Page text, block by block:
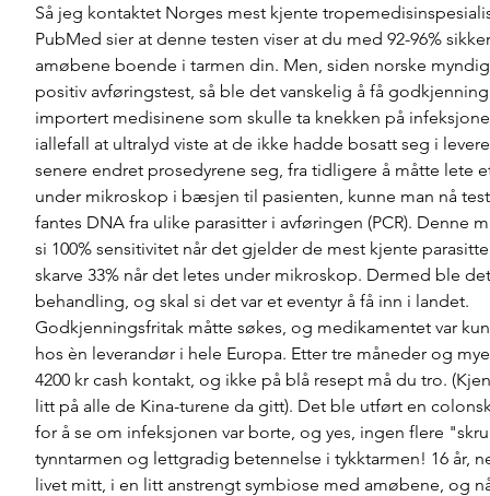
Så jeg kontaktet Norges mest kjente
PubMed sier at denne testen viser at du med 92-96%
amøbene boende i tarmen din. Men, siden norske
positiv avføringstest, så ble det vanskelig å få
importert medisinene som skulle ta knekken på
iallefall at ultralyd viste at de ikke hadde bosatt seg i
senere endret prosedyrene seg, fra tidligere å måtte lete
under mikroskop i bæsjen til pasienten, kunne man nå
fantes DNA fra ulike parasitter i avføringen (PCR). Denne
si 100% sensitivitet når det gjelder de mest kjente
skarve 33% når det letes under mikroskop. Dermed ble
behandling, og skal si det var et eventyr å få inn i landet.
Godkjenningsfritak måtte søkes, og medikamentet var
hos èn leverandør i hele Europa. Etter tre måneder og
4200 kr cash kontakt, og ikke på blå resept må du tro.
litt på alle de Kina-turene da gitt). Det ble utført en
for å se om infeksjonen var borte, og yes, ingen flere
tynntarmen og lettgradig betennelse i tykktarmen! 16 år,
livet mitt, i en litt anstrengt symbiose med amøbene, og